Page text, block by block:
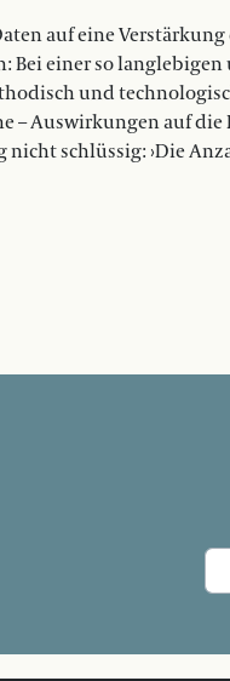
auf eine
einer so
und
– Auswirkungen auf
schlüssig: ›Die